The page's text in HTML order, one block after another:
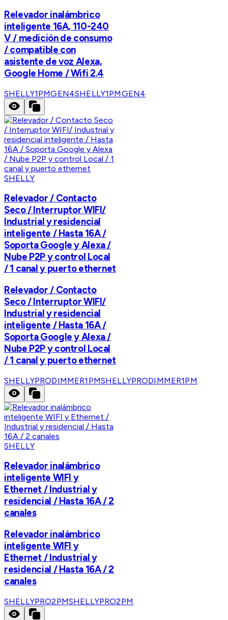
Relevador inalámbrico
inteligente 16A, 110-240
V / medición de consumo
/ compatible con
asistente de voz Alexa,
Google Home / Wifi 2.4
SHELLY1PMGEN4SHELLY1PMGEN4
SHELLY
Relevador / Contacto
Seco / Interruptor WIFI/
Industrial y residencial
inteligente / Hasta 16A /
Soporta Google y Alexa /
Nube P2P y control Local
/ 1 canal y puerto ethernet
Relevador / Contacto
Seco / Interruptor WIFI/
Industrial y residencial
inteligente / Hasta 16A /
Soporta Google y Alexa /
Nube P2P y control Local
/ 1 canal y puerto ethernet
SHELLYPRODIMMER1PMSHELLYPRODIMMER1PM
SHELLY
Relevador inalámbrico
inteligente WIFI y
Ethernet / Industrial y
residencial / Hasta 16A / 2
canales
Relevador inalámbrico
inteligente WIFI y
Ethernet / Industrial y
residencial / Hasta 16A / 2
canales
SHELLYPRO2PMSHELLYPRO2PM